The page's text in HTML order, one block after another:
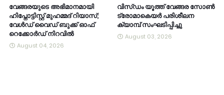
വേങ്ങരയുടെ അഭിമാനമായി
ഹിപ്നോട്ടിസ്റ്റ് മുഹമ്മദ് റിയാസ്;
വേൾഡ് വൈഡ് ബുക്ക് ഓഫ്
റെക്കോർഡ് നിറവിൽ
August 04, 2026
വിസ്ഡം യൂത്ത് വേങ്ങര സോൺ
ട്രോമാകെയർ പരിശീലന
ക്യാമ്പ് സംഘടിപ്പിച്ചു
August 03, 2026